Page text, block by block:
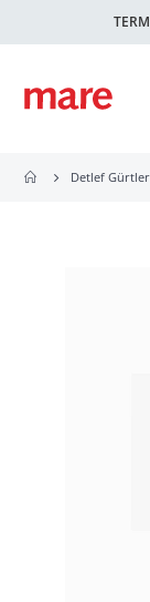
Detlef Gürtler